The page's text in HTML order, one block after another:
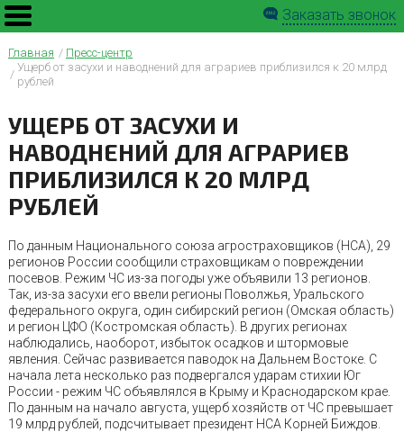
Заказать звонок
Главная
Пресс-центр
Ущерб от засухи и наводнений для аграриев приблизился к 20 млрд
рублей
УЩЕРБ ОТ ЗАСУХИ И
НАВОДНЕНИЙ ДЛЯ АГРАРИЕВ
ПРИБЛИЗИЛСЯ К 20 МЛРД
РУБЛЕЙ
По данным Национального союза агростраховщиков (НСА), 29
регионов России сообщили страховщикам о повреждении
посевов. Режим ЧС из-за погоды уже объявили 13 регионов.
Так, из-за засухи его ввели регионы Поволжья, Уральского
федерального округа, один сибирский регион (Омская область)
и регион ЦФО (Костромская область). В других регионах
наблюдались, наоборот, избыток осадков и штормовые
явления. Сейчас развивается паводок на Дальнем Востоке. С
начала лета несколько раз подвергался ударам стихии Юг
России - режим ЧС объявлялся в Крыму и Краснодарском крае.
По данным на начало августа, ущерб хозяйств от ЧС превышает
19 млрд рублей, подсчитывает президент НСА Корней Биждов.